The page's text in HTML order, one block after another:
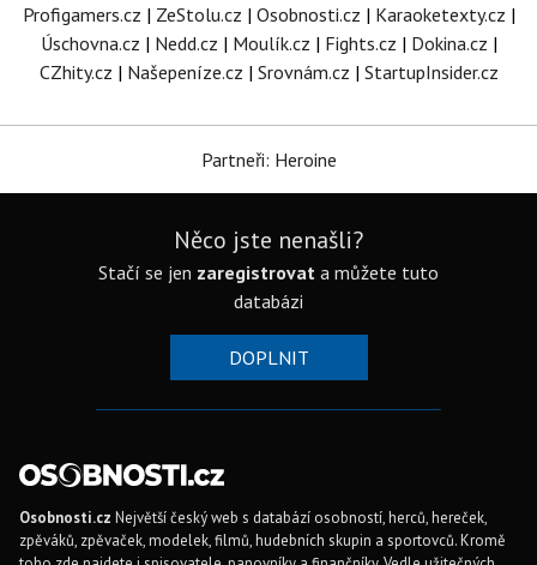
Profigamers.cz | ZeStolu.cz | Osobnosti.cz | Karaoketexty.cz |
Úschovna.cz | Nedd.cz | Moulík.cz | Fights.cz | Dokina.cz |
CZhity.cz | Našepeníze.cz | Srovnám.cz | StartupInsider.cz
Partneři: Heroine
Něco jste nenašli?
Stačí se jen zaregistrovat a můžete tuto
databázi
DOPLNIT
Osobnosti.cz Největší český web s databází osobností, herců, hereček,
zpěváků, zpěvaček, modelek, filmů, hudebních skupin a sportovců. Kromě